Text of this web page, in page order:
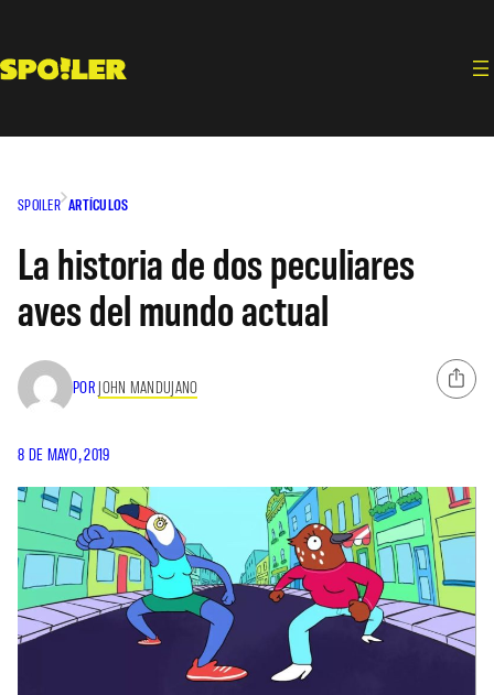
contenido
SPOILER ARTÍCULOS
La historia de dos peculiares
aves del mundo actual
POR JOHN MANDUJANO
8 DE MAYO, 2019